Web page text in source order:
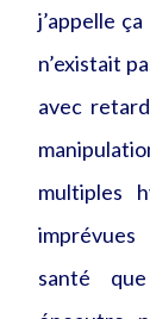
j’appelle
n’existait
avec
multiples
santé